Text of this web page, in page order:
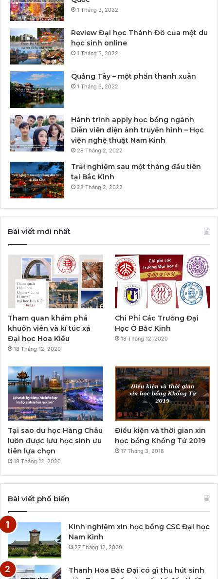
1 Tháng 3, 2022
Review Đại học Thành Đô của một du
học sinh online
1 Tháng 3, 2022
Quảng Tây – một phần thanh xuân
1 Tháng 3, 2022
Hành trình apply học bổng ngành
Diễn viên điện ảnh truyền hình – Học
viện nghệ thuật Nam Kinh
28 Tháng 2, 2022
Trải nghiệm sau một tháng đầu tiên
tại Bắc Kinh
28 Tháng 2, 2022
Bài viết mới nhất
Tham quan khám phá
khuôn viên và kí túc xá
Đại học Hoa Kiều
18 Tháng 12, 2020
Chi Phí Các Trường Đại
Học Ở Bắc Kinh
18 Tháng 12, 2020
Tại sao du học Hàng Châu
luôn được lưu học sinh ưu
tiên lựa chọn
18 Tháng 12, 2020
Điều kiện và thời gian xin
học bổng Khổng Tử 2019
17 Tháng 3, 2018
Bài viết phổ biến
Kinh nghiệm xin học bổng CSC Đại học
Nam Kinh
27 Tháng 12, 2020
Thanh Hoa Bắc Đại có gì thu hút sinh